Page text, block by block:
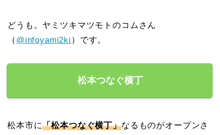
どうも。ヤミツキマツモトのコムさん
（ @infoyami2ki ）です。
松本つなぐ横丁
松本市に「松本つなぐ横丁」なるものがオープンさ